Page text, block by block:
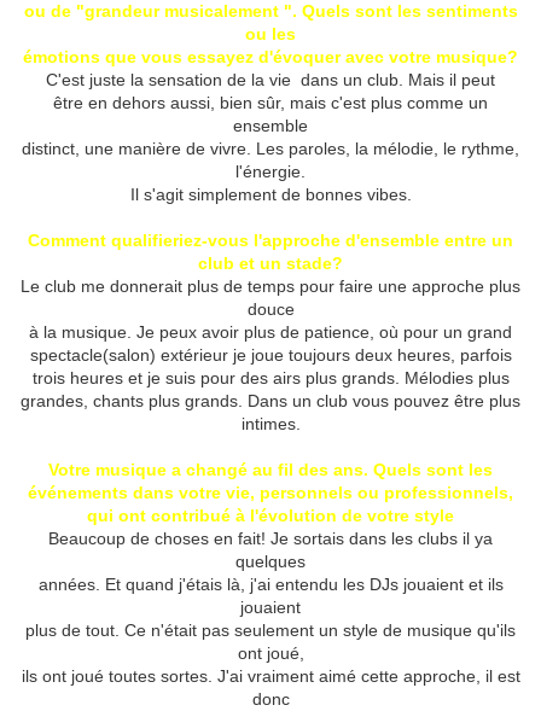
ou de "grandeur musicalement ". Quels sont les sentiments
ou les
émotions que vous essayez d'évoquer avec votre musique?
C'est juste la sensation de la vie dans un club. Mais il peut
être en dehors aussi, bien sûr, mais c'est plus comme un
ensemble
distinct, une manière de vivre. Les paroles, la mélodie, le rythme,
l'énergie.
Il s'agit simplement de bonnes vibes.
Comment qualifieriez-vous l'approche d'ensemble entre un
club et un stade?
Le club me donnerait plus de temps pour faire une approche plus
douce
à la musique. Je peux avoir plus de patience, où pour un grand
spectacle(salon) extérieur je joue toujours deux heures, parfois
trois heures et je suis pour des airs plus grands. Mélodies plus
grandes, chants plus grands. Dans un club vous pouvez être plus
intimes.
Votre musique a changé au fil des ans. Quels sont les
événements dans votre vie, personnels ou professionnels,
qui ont contribué à l'évolution de votre style
Beaucoup de choses en fait! Je sortais dans les clubs il ya
quelques
années. Et quand j'étais là, j'ai entendu les DJs jouaient et ils
jouaient
plus de tout. Ce n'était pas seulement un style de musique qu'ils
ont joué,
ils ont joué toutes sortes. J'ai vraiment aimé cette approche, il est
donc